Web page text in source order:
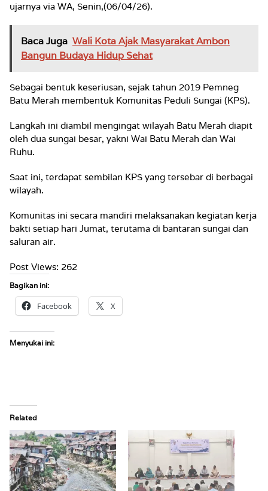
ujarnya via WA, Senin,(06/04/26).
Baca Juga Wali Kota Ajak Masyarakat Ambon
Bangun Budaya Hidup Sehat
Sebagai bentuk keseriusan, sejak tahun 2019 Pemneg
Batu Merah membentuk Komunitas Peduli Sungai (KPS).
Langkah ini diambil mengingat wilayah Batu Merah diapit
oleh dua sungai besar, yakni Wai Batu Merah dan Wai
Ruhu.
Saat ini, terdapat sembilan KPS yang tersebar di berbagai
wilayah.
Komunitas ini secara mandiri melaksanakan kegiatan kerja
bakti setiap hari Jumat, terutama di bantaran sungai dan
saluran air.
Post Views: 262
Bagikan ini:
Facebook X
Menyukai ini:
Related